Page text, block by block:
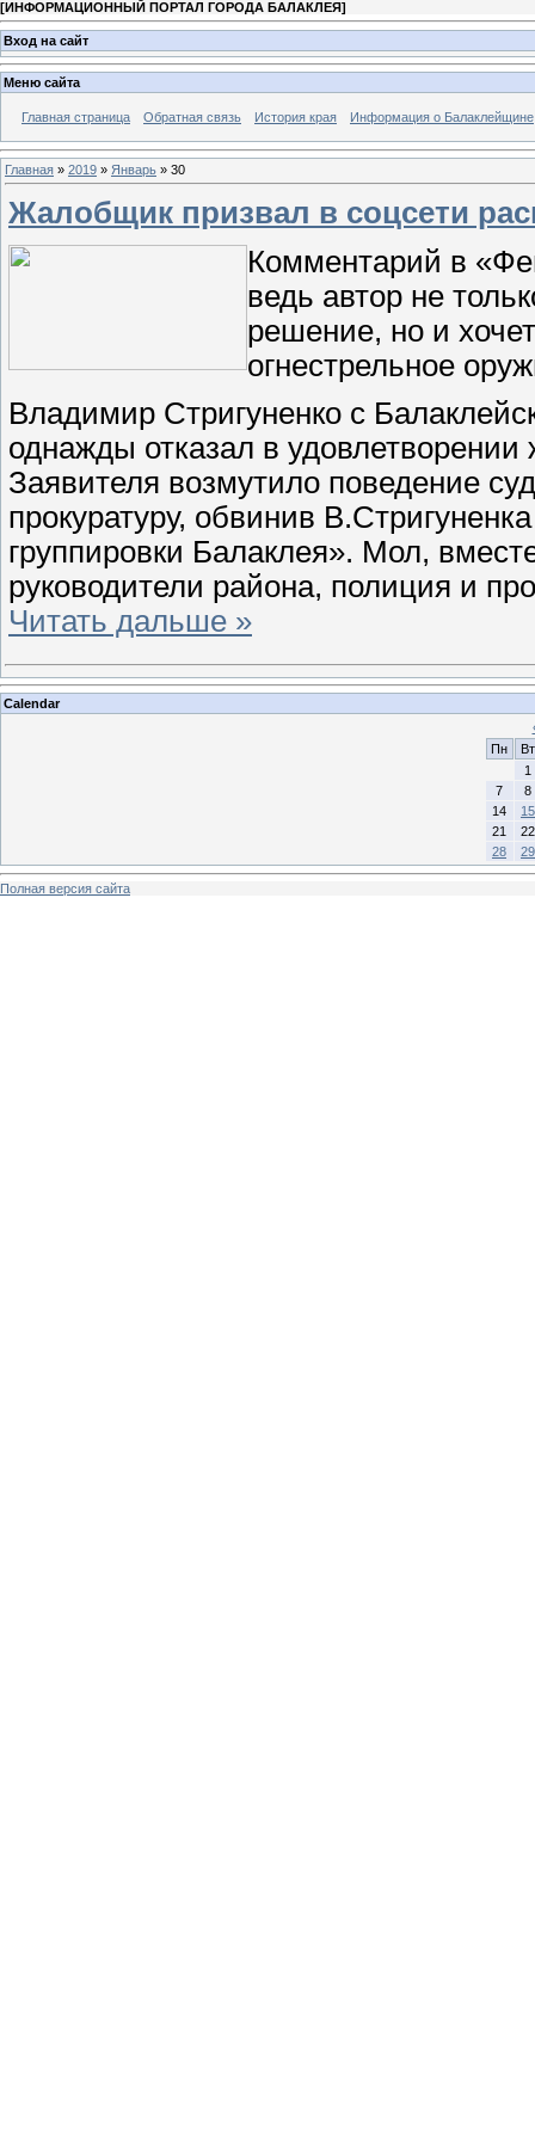
[ИНФОРМАЦИОННЫЙ ПОРТАЛ ГОРОДА БАЛАКЛЕЯ]
Вход на сайт
Меню сайта
Главная страница Обратная связь История края Информация о Балаклейщине
Главная » 2019 » Январь » 30
Жалобщик призвал в соцсети
Комментарий в
ведь автор не
решение, но и
огнестрельное
Владимир Стригуненко с
однажды отказал в
Заявителя возмутило поведение
прокуратуру, обвинив
группировки Балаклея». Мол,
руководители района, полиция и
Читать дальше »
Calendar
Пн
Вт
1
7
8
14
15
21
22
28
29
Полная версия сайта